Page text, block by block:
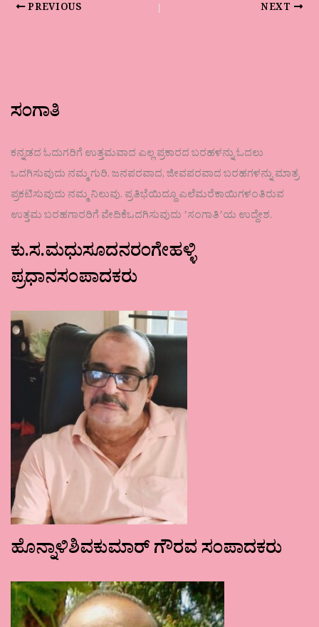
PREVIOUS NEXT
ಸಂಗಾತಿ
ಕನ್ನಡದ ಓದುಗರಿಗೆ ಉತ್ತಮವಾದ ಎಲ್ಲ ಪ್ರಕಾರದ ಬರಹಳನ್ನು ಓದಲು
ಒದಗಿಸುವುದು ನಮ್ಮ ಗುರಿ. ಜನಪರವಾದ, ಜೀವಪರವಾದ ಬರಹಗಳನ್ನು ಮಾತ್ರ
ಪ್ರಕಟಿಸುವುದು ನಮ್ಮ ನಿಲುವು. ಪ್ರತಿಭೆಯಿದ್ದೂ ಎಲೆಮರೆಕಾಯಿಗಳಂತಿರುವ
ಉತ್ತಮ ಬರಹಗಾರರಿಗೆ ವೇದಿಕೆಒದಗಿಸುವುದು ʼಸಂಗಾತಿʼಯ ಉದ್ದೇಶ.
ಕು.ಸ.ಮಧುಸೂದನರಂಗೇಹಳ್ಳಿ
ಪ್ರಧಾನಸಂಪಾದಕರು
ಹೊನ್ನಾಳಿಶಿವಕುಮಾರ್ ಗೌರವ ಸಂಪಾದಕರು